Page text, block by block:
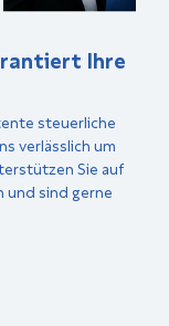
Ihre
steuerliche
verlässlich um
Sie auf
und sind gerne